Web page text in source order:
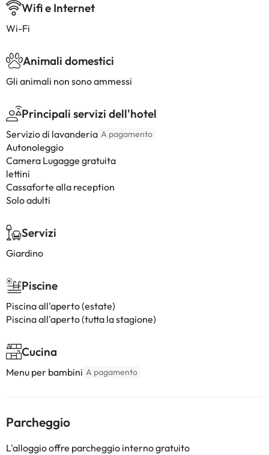
Wifi e Internet
Wi-Fi
Animali domestici
Gli animali non sono ammessi
Principali servizi dell'hotel
Servizio di lavanderia A pagamento
Autonoleggio
Camera Lugagge gratuita
lettini
Cassaforte alla reception
Solo adulti
Servizi
Giardino
Piscine
Piscina all'aperto (estate)
Piscina all'aperto (tutta la stagione)
Cucina
Menu per bambini A pagamento
Parcheggio
L'alloggio offre parcheggio interno gratuito